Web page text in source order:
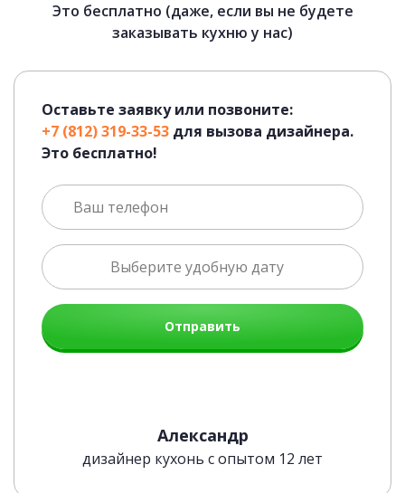
Это бесплатно (даже, если вы не будете
заказывать кухню у нас)
Оставьте заявку или позвоните:
+7 (812) 319-33-53 для вызова дизайнера.
Это бесплатно!
Отправить
Александр
дизайнер кухонь с опытом 12 лет